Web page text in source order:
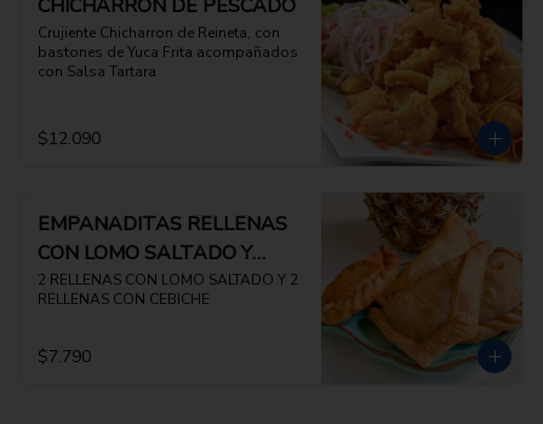
CHICHARRON DE PESCADO
Crujiente Chicharron de Reineta, con
bastones de Yuca Frita acompañados
con Salsa Tartara
$12.090
EMPANADITAS RELLENAS
CON LOMO SALTADO Y
CEBICHE
2 RELLENAS CON LOMO SALTADO Y 2
RELLENAS CON CEBICHE
$7.790